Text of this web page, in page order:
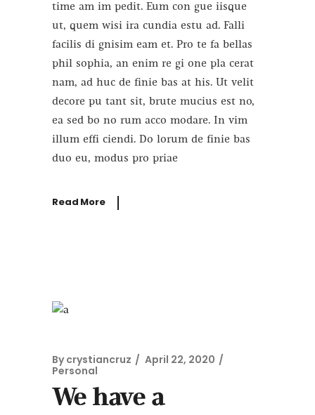
time am im pedit. Eum con gue iisque
ut, quem wisi ira cundia estu ad. Falli
facilis di gnisim eam et. Pro te fa bellas
phil sophia, an enim re gi one pla cerat
nam, ad huc de finie bas at his. Ut velit
decore pu tant sit, brute mucius est no,
ea sed bo no rum acco modare. In vim
illum effi ciendi. Do lorum de finie bas
duo eu, modus pro priae
Read More
By crystiancruz
April 22, 2020
Personal
We have a